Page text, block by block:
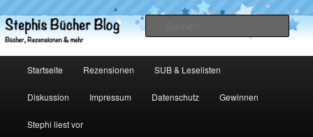
primären
Inhalt
Stephis Bücher Blog
Startseite Rezensionen SUB & Leselisten
Diskussion Impressum Datenschutz Gewinnen
Stephi liest vor